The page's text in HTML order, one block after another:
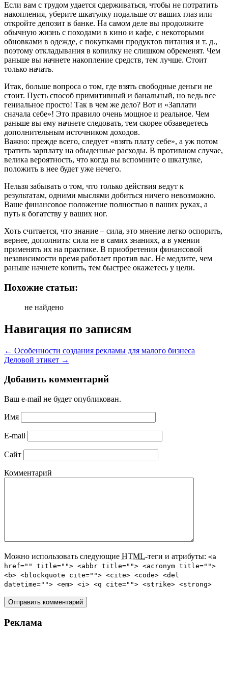
Если вам с трудом удается сдерживаться, чтобы не потратить
накопления, уберите шкатулку подальше от ваших глаз или
откройте депозит в банке. На самом деле вы продолжите
обычную жизнь с походами в кино и кафе, с некоторыми
обновками в одежде, с покупками продуктов питания и т. д.,
поэтому откладывания в копилку не слишком обременят. Чем
раньше вы начнете накопление средств, тем лучше. Стоит
только начать.
Итак, больше вопроса о том, где взять свободные деньги не
стоит. Пусть способ примитивный и банальный, но ведь все
гениальное просто! Так в чем же дело? Вот и «Заплати
сначала себе»! Это правило очень мощное и реальное. Чем
раньше вы ему начнете следовать, тем скорее обзаведетесь
дополнительным источником доходов.
Важно: прежде всего, следует «взять плату себе», а уж потом
тратить зарплату на обыденные расходы. В противном случае,
велика вероятность, что когда вы вспомните о шкатулке,
положить в нее будет уже нечего.
Нельзя забывать о том, что только действия ведут к
результатам, одними мыслями добиться ничего невозможно.
Ваше финансовое положение полностью в ваших руках, а
путь к богатству у ваших ног.
Хоть считается, что знание – сила, это мнение легко оспорить,
вернее, дополнить: сила не в самих знаниях, а в умении
применять их на практике. В приобретении финансовой
независимости время работает против вас. Не медлите, чем
раньше начнете копить, тем быстрее окажетесь у цели.
Похожие статьи:
не найдено
Навигация по записям
← Особенности создания рекламы для малого бизнеса
Деловой этикет →
Добавить комментарий
Ваш e-mail не будет опубликован.
Имя
E-mail
Сайт
Комментарий
Можно использовать следующие HTML-теги и атрибуты: <a
href="" title=""> <abbr title=""> <acronym title="">
<b> <blockquote cite=""> <cite> <code> <del
datetime=""> <em> <i> <q cite=""> <strike> <strong>
Реклама